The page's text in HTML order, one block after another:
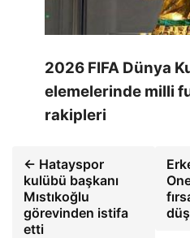
2026 FIFA Dünya
elemelerinde milli
rakipleri
← Hatayspor
kulübü başkanı
Mıstıkoğlu
görevinden istifa
etti